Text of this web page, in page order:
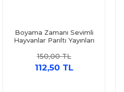
Boyama Zamanı Sevimli
Hayvanlar Parıltı Yayınları
150,00 TL
112,50 TL